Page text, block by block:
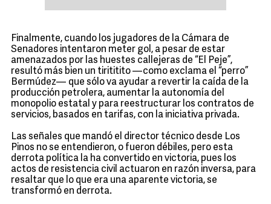
Finalmente, cuando los jugadores de la Cámara de
Senadores intentaron meter gol, a pesar de estar
amenazados por las huestes callejeras de “El Peje”,
resultó más bien un tirititito —como exclama el “perro”
Bermúdez— que sólo va ayudar a revertir la caída de la
producción petrolera, aumentar la autonomía del
monopolio estatal y para reestructurar los contratos de
servicios, basados en tarifas, con la iniciativa privada.
Las señales que mandó el director técnico desde Los
Pinos no se entendieron, o fueron débiles, pero esta
derrota política la ha convertido en victoria, pues los
actos de resistencia civil actuaron en razón inversa, para
resaltar que lo que era una aparente victoria, se
transformó en derrota.